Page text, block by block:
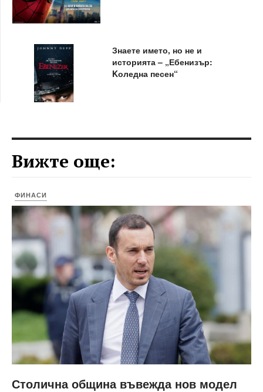
Знаете името, но не и
историята – „Ебенизър:
Kоледна песен“
Вижте още:
ФИНАСИ
Столична община въвежда нов модел